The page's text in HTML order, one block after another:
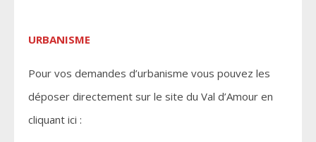
URBANISME
Pour vos demandes d’urbanisme vous pouvez les
déposer directement sur le site du Val d’Amour en
cliquant ici :